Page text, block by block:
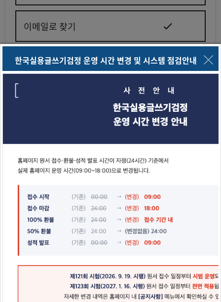
이메일로 찾기
닫기
한국실용글쓰기검정 운영 시간 변경 및 시스템 점검안내